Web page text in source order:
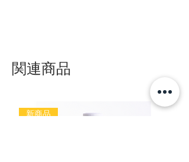
関連商品
新商品